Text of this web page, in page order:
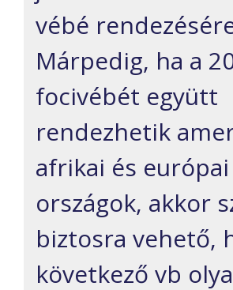
vébé
Márpedig, ha a
focivébét együtt
rendezhetik
afrikai és európai
országok, akkor
biztosra vehető,
következő vb